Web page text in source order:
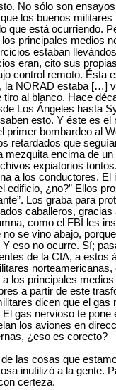
No sólo son
los buenos
que está ocurriendo.
principales medios
estaban
eran, cito sus
control remoto. Ésta
la NORAD estaba […]
tiro al blanco. Hace
Los Ángeles hasta
esto. Y éste es el
primer bombardeo al
retardados que
mezquita encima de
expiatorios
a los conductores. El
edificio, ¿no?” Ellos
Los graba para
caballeros, gracias
como el FBI les
se vino abajo,
eso no ocurre. Sí;
de la CIA, a estos
norteamericanas,
a los principales
a partir de este
dicen que el gas
gas nervioso te pone
los aviones en
¿eso es corecto?
de las cosas que
inutilizó a la gente.
certeza.